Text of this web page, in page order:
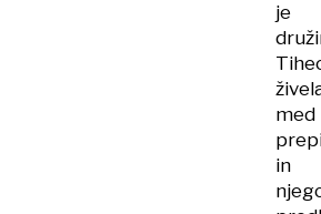
je
med
in